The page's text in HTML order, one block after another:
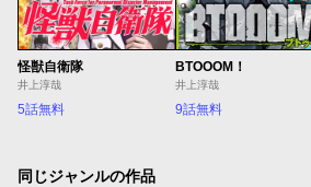
怪獣自衛隊
井上淳哉
5話無料
BTOOOM！
井上淳哉
9話無料
同じジャンルの作品